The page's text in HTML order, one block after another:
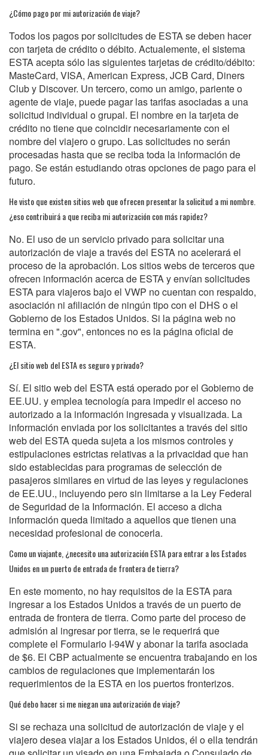
¿Cómo pago por mi autorización de viaje?
Todos los pagos por solicitudes de ESTA se deben hacer
con tarjeta de crédito o débito. Actualemente, el sistema
ESTA acepta sólo las siguientes tarjetas de crédito/débito:
MasteCard, VISA, American Express, JCB Card, Diners
Club y Discover. Un tercero, como un amigo, pariente o
agente de viaje, puede pagar las tarifas asociadas a una
solicitud individual o grupal. El nombre en la tarjeta de
crédito no tiene que coincidir necesariamente con el
nombre del viajero o grupo. Las solicitudes no serán
procesadas hasta que se reciba toda la información de
pago. Se están estudiando otras opciones de pago para el
futuro.
He visto que existen sitios web que ofrecen presentar la solicitud a mi nombre.
¿eso contribuirá a que reciba mi autorización con más rapidez?
No. El uso de un servicio privado para solicitar una
autorización de viaje a través del ESTA no acelerará el
proceso de la aprobación. Los sitios webs de terceros que
ofrecen información acerca de ESTA y envían solicitudes
ESTA para viajeros bajo el VWP no cuentan con respaldo,
asociación ni afiliación de ningún tipo con el DHS o el
Gobierno de los Estados Unidos. Si la página web no
termina en ".gov", entonces no es la página oficial de
ESTA.
¿El sitio web del ESTA es seguro y privado?
Sí. El sitio web del ESTA está operado por el Gobierno de
EE.UU. y emplea tecnología para impedir el acceso no
autorizado a la información ingresada y visualizada. La
información enviada por los solicitantes a través del sitio
web del ESTA queda sujeta a los mismos controles y
estipulaciones estrictas relativas a la privacidad que han
sido establecidas para programas de selección de
pasajeros similares en virtud de las leyes y regulaciones
de EE.UU., incluyendo pero sin limitarse a la Ley Federal
de Seguridad de la Información. El acceso a dicha
información queda limitado a aquellos que tienen una
necesidad profesional de conocerla.
Como un viajante, ¿necesito una autorización ESTA para entrar a los Estados
Unidos en un puerto de entrada de frontera de tierra?
En este momento, no hay requisitos de la ESTA para
ingresar a los Estados Unidos a través de un puerto de
entrada de frontera de tierra. Como parte del proceso de
admisión al ingresar por tierra, se le requerirá que
complete el Formulario I-94W y abonar la tarifa asociada
de $6. El CBP actualmente se encuentra trabajando en los
cambios de regulaciones que implementarán los
requerimientos de la ESTA en los puertos fronterizos.
Qué debo hacer si me niegan una autorización de viaje?
Si se rechaza una solicitud de autorización de viaje y el
viajero desea viajar a los Estados Unidos, él o ella tendrán